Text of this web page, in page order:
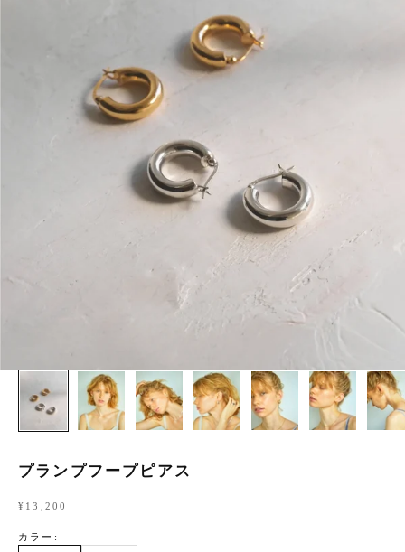
プランプフープピアス
セール価格
¥13,200
カラー: